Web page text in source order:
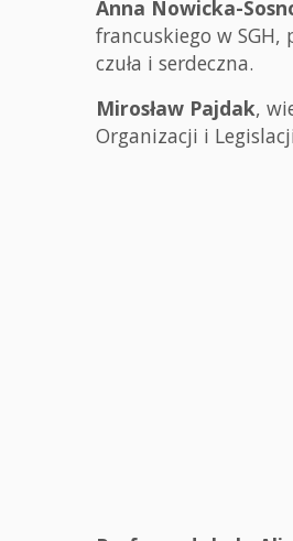
Anna Nowicka-
francuskiego w
czuła i serdeczna.
Mirosław Pajdak,
Organizacji i